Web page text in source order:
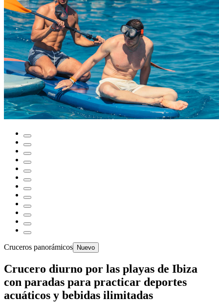
Cruceros panorámicos Nuevo
Crucero diurno por las playas de Ibiza
con paradas para practicar deportes
acuáticos y bebidas ilimitadas